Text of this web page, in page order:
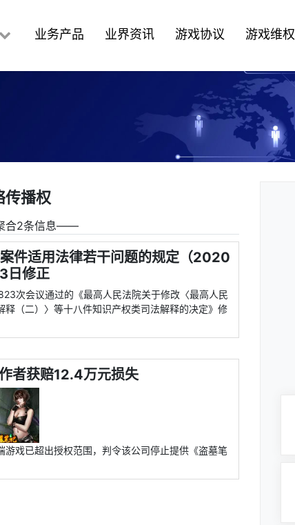
业务产品 业界资讯 游戏协议 游戏维权
传播权
合2条信息――
件适用法律若干问题的规定（2020
日修正
次会议通过的《最高人民法院关于修改〈最高人民
（二）〉等十八件知识产权类司法解释的决定》修
者获赔12.4万元损失
戏已超出授权范围，判令该公司停止提供《盗墓笔